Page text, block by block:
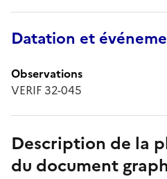
Datation et
Observations
VERIF 32-045
Description de la
du document